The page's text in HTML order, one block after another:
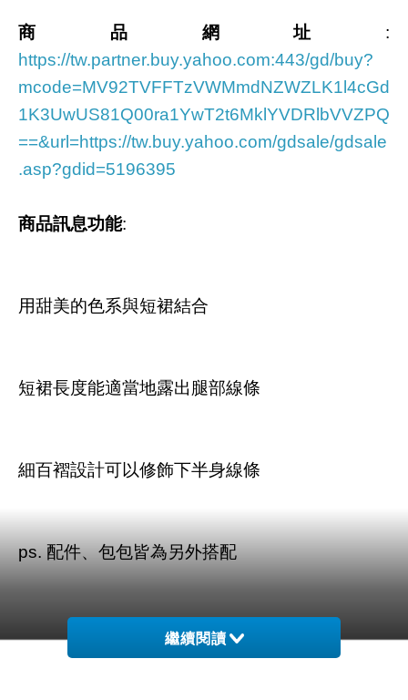
商品網址 :
https://tw.partner.buy.yahoo.com:443/gd/buy?
mcode=MV92TVFFTzVWMmdNZWZLK1l4cGd
1K3UwUS81Q00ra1YwT2t6MklYVDRlbVVZPQ
==&url=https://tw.buy.yahoo.com/gdsale/gdsale
.asp?gdid=5196395
商品訊息功能:
用甜美的色系與短裙結合
短裙長度能適當地露出腿部線條
細百褶設計可以修飾下半身線條
ps. 配件、包包皆為另外搭配
繼續閱讀